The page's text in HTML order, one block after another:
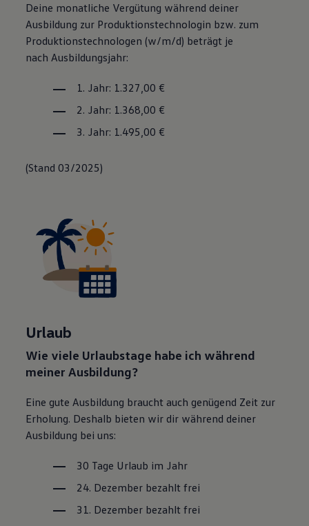
Deine monatliche Vergütung während deiner
Ausbildung zur Produktionstechnologin bzw. zum
Produktionstechnologen (w/m/d) beträgt je
nach Ausbildungsjahr:
1. Jahr: 1.327,00 €
2. Jahr: 1.368,00 €
3. Jahr: 1.495,00 €
(Stand 03/2025)
Urlaub
Wie viele Urlaubstage habe ich während
meiner Ausbildung?
Eine gute Ausbildung braucht auch genügend Zeit zur
Erholung. Deshalb bieten wir dir während deiner
Ausbildung bei uns:
30 Tage Urlaub im Jahr
24. Dezember bezahlt frei
31. Dezember bezahlt frei